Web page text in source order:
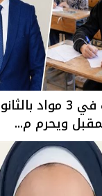
التعليم: الراسب في 3
ويحرم م...